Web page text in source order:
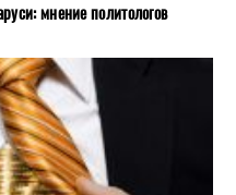
мнение политологов